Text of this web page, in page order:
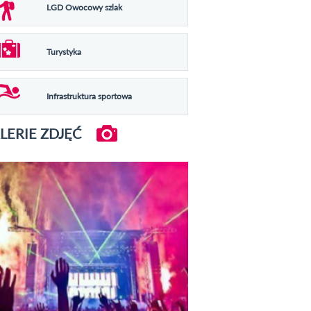
LGD Owocowy szlak
Turystyka
Infrastruktura sportowa
ZDJĘĆ